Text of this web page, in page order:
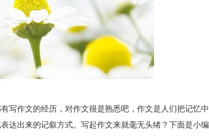
写作文的经历，对作文很是熟悉吧，作文是人们把记忆中
达出来的记叙方式。写起作文来就毫无头绪？下面是小编